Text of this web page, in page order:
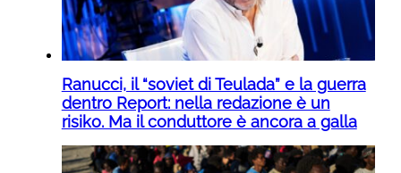
Ranucci, il “soviet di Teulada” e la guerra
dentro Report: nella redazione è un
risiko. Ma il conduttore è ancora a galla